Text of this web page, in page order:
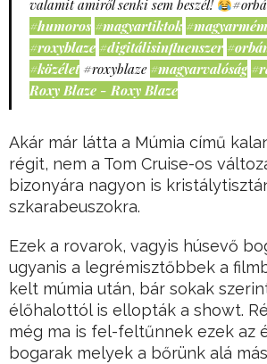
valamit amiről senki sem beszél!
#humoros #magyartiktok
#roxyblaze #digitálisinfluenszer
#közélet #roxyblaze #magyarvalóság
Roxy Blaze - Roxy Blaze
Akár már látta a Múmia című
régit, nem a Tom Cruise-os
bizonyára nagyon is
szkarabeuszokra.
Ezek a rovarok, vagyis húsevő
ugyanis a legrémisztőbbek a
kelt múmia után, bár sokak
élőhalottól is ellopták a showt.
még ma is fel-feltűnnek ezek az
bogarak melyek a bőrünk alá